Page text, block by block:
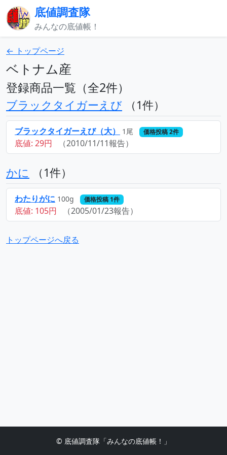
底値調査隊
みんなの底値帳！
← トップページ
ベトナム産
登録商品一覧（全2件）
ブラックタイガーえび （1件）
ブラックタイガーえび（大） 1尾 価格投稿 2件
底値: 29円 （2010/11/11報告）
かに （1件）
わたりがに 100g 価格投稿 1件
底値: 105円 （2005/01/23報告）
トップページへ戻る
© 底値調査隊「みんなの底値帳！」